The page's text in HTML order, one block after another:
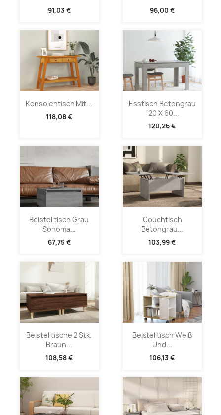
91,03 € 96,00 €
Konsolentisch Mit...
118,08 €
Esstisch Betongrau
120 X 60...
120,26 €
Beistelltisch Grau
Sonoma...
67,75 €
Couchtisch
Betongrau...
103,99 €
Beistelltische 2 Stk.
Braun...
108,58 €
Beistelltisch Weiß
Und...
106,13 €